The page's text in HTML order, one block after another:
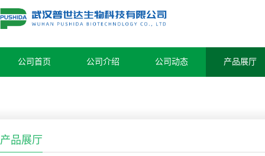
公司首页 公司介绍 公司动态 产品展厅
产品展厅